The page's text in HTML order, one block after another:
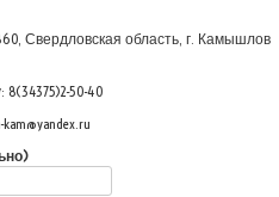
Свердловская область, г. Камышлов
50-40